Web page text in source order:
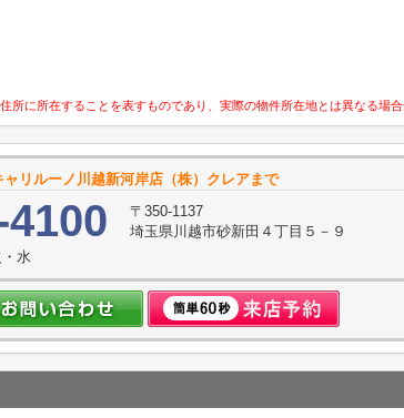
に所在することを表すものであり、実際の物件所在地とは異なる場合
ャリルーノ川越新河岸店（株）クレアまで
〒350-1137
埼玉県川越市砂新田４丁目５－９
水